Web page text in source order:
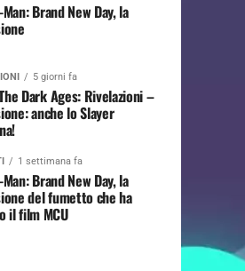
Brand New Day, la
5 giorni fa
Dark Ages: Rivelazioni –
anche lo Slayer
1 settimana fa
Brand New Day, la
del fumetto che ha
il film MCU